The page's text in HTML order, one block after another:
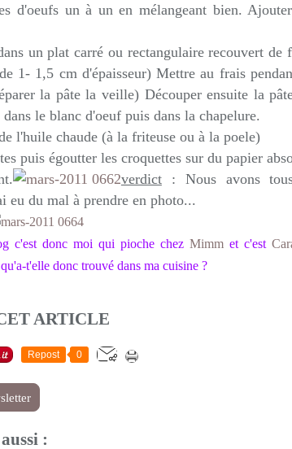
d'oeufs un à un en mélangeant bien.
un plat carré ou rectangulaire recouvert
1- 1,5 cm d'épaisseur) Mettre au frais
la pâte la veille) Découper ensuite la
le blanc d'oeuf puis dans la chapelure.
l'huile chaude (à la friteuse ou à la poele)
puis égoutter les croquettes sur du papier
verdict: Nous avons
eu du mal à prendre en photo...
c'est donc moi qui pioche chez Mimm et c'est
t'elle donc trouvé dans ma cuisine ?
ARTICLE
Repost 0
: